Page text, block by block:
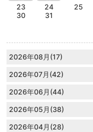
23
24 25
30
31
2026年08月(17)
2026年07月(42)
2026年06月(44)
2026年05月(38)
2026年04月(28)